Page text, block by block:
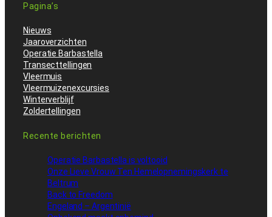
Pagina’s
Nieuws
Jaaroverzichten
Operatie Barbastella
Transecttellingen
Vleermuis
Vleermuizenexcursies
Winterverblijf
Zoldertellingen
Recente berichten
Operatie Barbastella is voltooid
Onze Lieve Vrouw Ten Hemelopnemingskerk te
Beltrum
Back to Freedom
Engeland – Argentinië